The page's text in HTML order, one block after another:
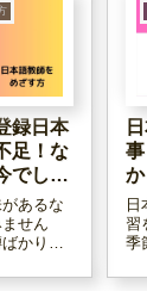
ある方
ご確認
録日本
足！な
でしょ
あるな
せん
かり仕
カツを
か
日
習
季
ま